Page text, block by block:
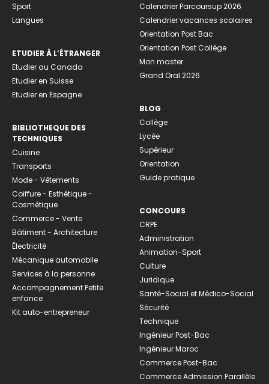
Sport
Langues
ETUDIER À L’ÉTRANGER
Etudier au Canada
Etudier en Suisse
Etudier en Espagne
BIBLIOTHEQUE DES
TECHNIQUES
Cuisine
Transports
Mode - Vêtements
Coiffure - Esthétique -
Cosmétique
Commerce - Vente
Bâtiment - Architecture
Électricité
Mécanique automobile
Services à la personne
Accompagnement Petite
enfance
Kit auto-entrepreneur
Calendrier Parcoursup 2026
Calendrier vacances scolaires
Orientation Post Bac
Orientation Post Collège
Mon master
Grand Oral 2026
BLOG
Collège
Lycée
Supérieur
Orientation
Guide pratique
CONCOURS
CRPE
Administration
Animation-Sport
Culture
Juridique
Santé-Social et Médico-Social
Sécurité
Technique
Ingénieur Post-Bac
Ingénieur Maroc
Commerce Post-Bac
Commerce Admission Parallèle